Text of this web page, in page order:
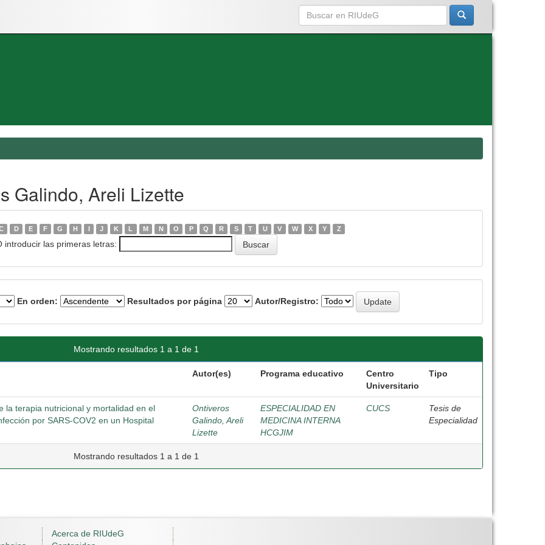
Galindo, Areli Lizette
D E F G H I J K L M N O P Q R S T U V W X Y Z
introducir las primeras letras:
En orden: Resultados por página Autor/Registro:
Mostrando resultados 1 a 1 de 1
Autor(es) Programa educativo
Centro
Universitario
Tipo
la terapia nutricional y mortalidad en el
por SARS-COV2 en un Hospital
Ontiveros
Galindo, Areli
Lizette
ESPECIALIDAD EN
MEDICINA INTERNA
HCGJIM
CUCS
Tesis de
Especialidad
Mostrando resultados 1 a 1 de 1
Acerca de RIUdeG